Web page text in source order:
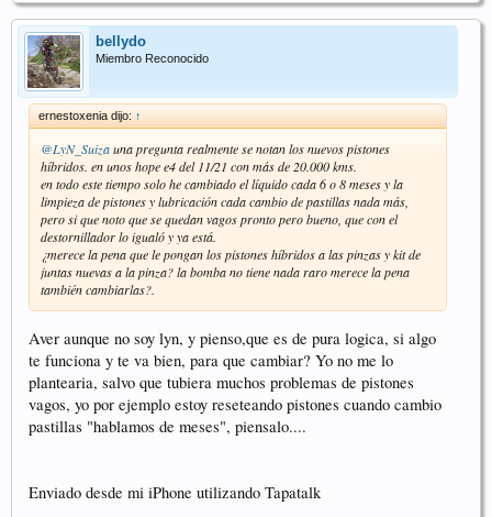
bellydo
Miembro Reconocido
ernestoxenia dijo: ↑
@LyN_Suizauna pregunta realmente se notan los nuevos pistones
híbridos. en unos hope e4 del 11/21 con más de 20.000 kms.
en todo este tiempo solo he cambiado el líquido cada 6 o 8 meses y la
limpieza de pistones y lubricación cada cambio de pastillas nada más,
pero si que noto que se quedan vagos pronto pero bueno, que con el
destornillador lo igualó y ya está.
¿merece la pena que le pongan los pistones híbridos a las pinzas y kit de
juntas nuevas a la pinza? la bomba no tiene nada raro merece la pena
también cambiarlas?.
Aver aunque no soy lyn, y pienso,que es de pura logica, si algo
te funciona y te va bien, para que cambiar? Yo no me lo
plantearia, salvo que tubiera muchos problemas de pistones
vagos, yo por ejemplo estoy reseteando pistones cuando cambio
pastillas "hablamos de meses", piensalo....
Enviado desde mi iPhone utilizando Tapatalk